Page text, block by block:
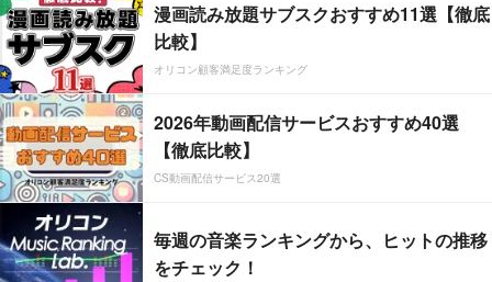
漫画読み放題サブスクおすすめ11選【徹底
比較】
オリコン顧客満足度ランキング
2026年動画配信サービスおすすめ40選
【徹底比較】
CS動画配信サービス20選
毎週の音楽ランキングから、ヒットの推移
をチェック！